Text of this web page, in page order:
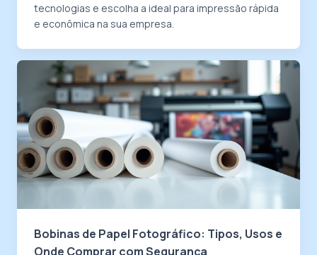
tecnologias e escolha a ideal para impressão rápida
e econômica na sua empresa.
Bobinas de Papel Fotográfico: Tipos, Usos e
Onde Comprar com Segurança